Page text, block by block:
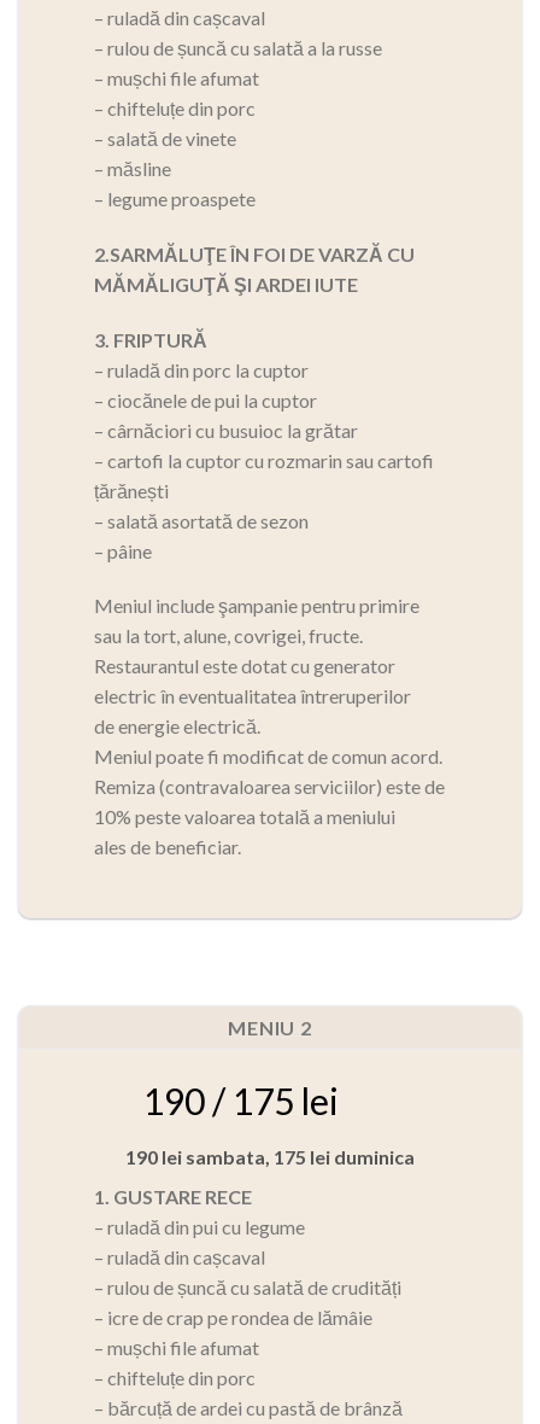
– ruladă din cașcaval
– rulou de șuncă cu salată a la russe
– mușchi file afumat
– chifteluțe din porc
– salată de vinete
– măsline
– legume proaspete
2.SARMĂLUŢE ÎN FOI DE VARZĂ CU
MĂMĂLIGUŢĂ ŞI ARDEI IUTE
3. FRIPTURĂ
– ruladă din porc la cuptor
– ciocănele de pui la cuptor
– cârnăciori cu busuioc la grătar
– cartofi la cuptor cu rozmarin sau cartofi
țărănești
– salată asortată de sezon
– pâine
Meniul include şampanie pentru primire
sau la tort, alune, covrigei, fructe.
Restaurantul este dotat cu generator
electric în eventualitatea întreruperilor
de energie electrică.
Meniul poate fi modificat de comun acord.
Remiza (contravaloarea serviciilor) este de
10% peste valoarea totală a meniului
ales de beneficiar.
MENIU 2
190 / 175 lei
190 lei sambata, 175 lei duminica
1. GUSTARE RECE
– ruladă din pui cu legume
– ruladă din cașcaval
– rulou de șuncă cu salată de crudități
– icre de crap pe rondea de lămâie
– mușchi file afumat
– chifteluțe din porc
– bărcuță de ardei cu pastă de brânză